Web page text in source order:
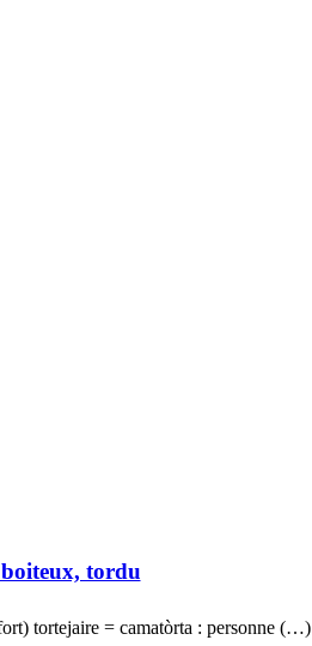
tordu
tortejaire = camatòrta : personne (…)